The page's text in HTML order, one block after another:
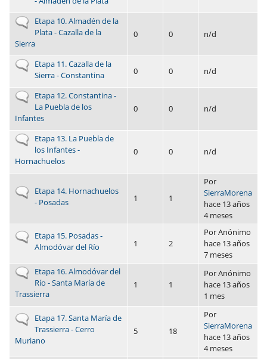
No hay nuevos envíos
Etapa 10. Almadén de la
Plata - Cazalla de la
Sierra
0 0 n/d
No hay nuevos envíos
Etapa 11. Cazalla de la
Sierra - Constantina
0 0 n/d
No hay nuevos envíos
Etapa 12. Constantina -
La Puebla de los
Infantes
0 0 n/d
No hay nuevos envíos
Etapa 13. La Puebla de
los Infantes -
Hornachuelos
0 0 n/d
No hay nuevos envíos
Etapa 14. Hornachuelos
- Posadas
1 1
Por
SierraMorena
hace 13 años
4 meses
No hay nuevos envíos
Etapa 15. Posadas -
Almodóvar del Río
1 2
PorAnónimo
hace 13 años
7 meses
No hay nuevos envíos
Etapa 16. Almodóvar del
Río - Santa María de
Trassierra
1 1
PorAnónimo
hace 13 años
1 mes
No hay nuevos envíos
Etapa 17. Santa María de
Trassierra - Cerro
Muriano
5 18
Por
SierraMorena
hace 13 años
4 meses